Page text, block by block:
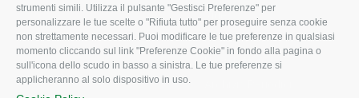
strumenti simili. Utilizza il pulsante "Gestisci Preferenze" per
personalizzare le tue scelte o "Rifiuta tutto" per proseguire senza cookie
non strettamente necessari. Puoi modificare le tue preferenze in qualsiasi
momento cliccando sul link "Preferenze Cookie" in fondo alla pagina o
sull'icona dello scudo in basso a sinistra. Le tue preferenze si
applicheranno al solo dispositivo in uso.
Video
Iscrizione Newsletter
Newsletter